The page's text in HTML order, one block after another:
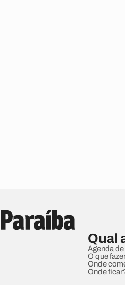
Qual
Agenda
O que
Onde
Onde